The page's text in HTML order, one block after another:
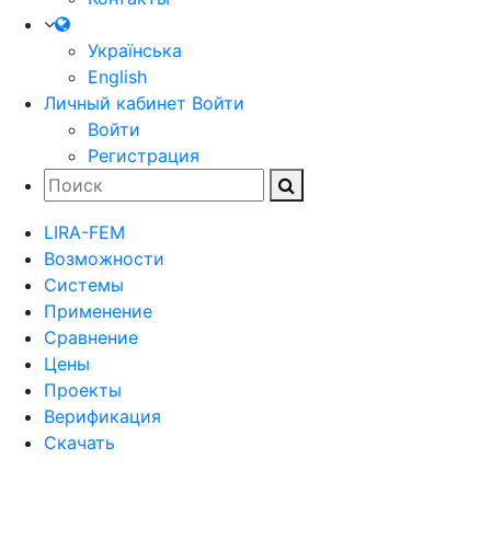
Українська
English
Личный кабинет Войти
Войти
Регистрация
LIRA-FEM
Возможности
Cистемы
Применение
Сравнение
Цены
Проекты
Верификация
Скачать